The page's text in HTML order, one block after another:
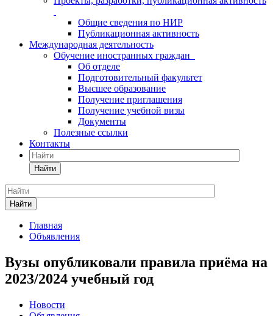
Общие сведения по НИР
Публикационная активность
Международная деятельность
Обучение иностранных граждан
Об отделе
Подготовительный факультет
Высшее образование
Получение приглашения
Получение учебной визы
Документы
Полезные ссылки
Контакты
Найти
Найти
Главная
Объявления
Вузы опубликовали правила приёма на
2023/2024 учебный год
Новости